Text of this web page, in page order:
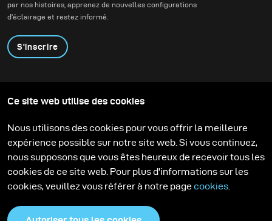
par nos histoires, apprenez de nouvelles configurations
d'éclairage et restez informé.
S'inscrire
Contactez-nous
Technologies
Support
Carrière
Media Center
Ce site web utilise des cookies
Nous utilisons des cookies pour vous offrir la meilleure
expérience possible sur notre site web. Si vous continuez,
nous supposons que vous êtes heureux de recevoir tous les
cookies de ce site web. Pour plus d'informations sur les
cookies, veuillez vous référer à notre page cookies